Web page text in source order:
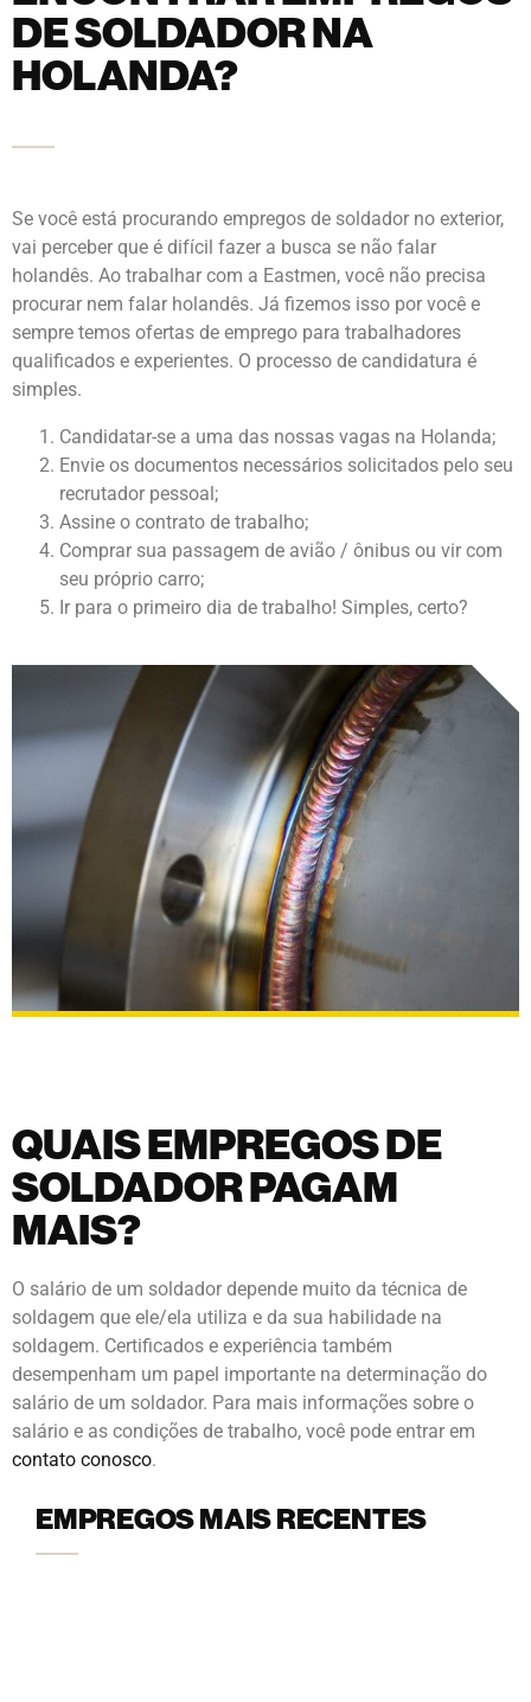
DE SOLDADOR NA
HOLANDA?
Se você está procurando empregos de soldador no exterior,
vai perceber que é difícil fazer a busca se não falar
holandês. Ao trabalhar com a Eastmen, você não precisa
procurar nem falar holandês. Já fizemos isso por você e
sempre temos ofertas de emprego para trabalhadores
qualificados e experientes. O processo de candidatura é
simples.
Candidatar-se a uma das nossas vagas na Holanda;
Envie os documentos necessários solicitados pelo seu
recrutador pessoal;
Assine o contrato de trabalho;
Comprar sua passagem de avião / ônibus ou vir com
seu próprio carro;
Ir para o primeiro dia de trabalho! Simples, certo?
QUAIS EMPREGOS DE
SOLDADOR PAGAM
MAIS?
O salário de um soldador depende muito da técnica de
soldagem que ele/ela utiliza e da sua habilidade na
soldagem. Certificados e experiência também
desempenham um papel importante na determinação do
salário de um soldador. Para mais informações sobre o
salário e as condições de trabalho, você pode entrar em
contato conosco.
EMPREGOS MAIS RECENTES